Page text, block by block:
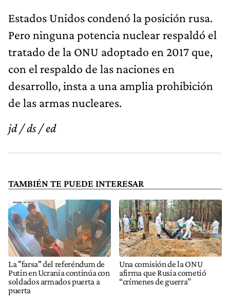
Estados Unidos condenó la posición rusa.
Pero ninguna potencia nuclear respaldó el
tratado de la ONU adoptado en 2017 que,
con el respaldo de las naciones en
desarrollo, insta a una amplia prohibición
de las armas nucleares.
jd / ds / ed
TAMBIÉN TE PUEDE INTERESAR
La "farsa" del referéndum de
Putin en Ucrania continúa con
soldados armados puerta a
puerta
Una comisión de la ONU
afirma que Rusia cometió
“crímenes de guerra”